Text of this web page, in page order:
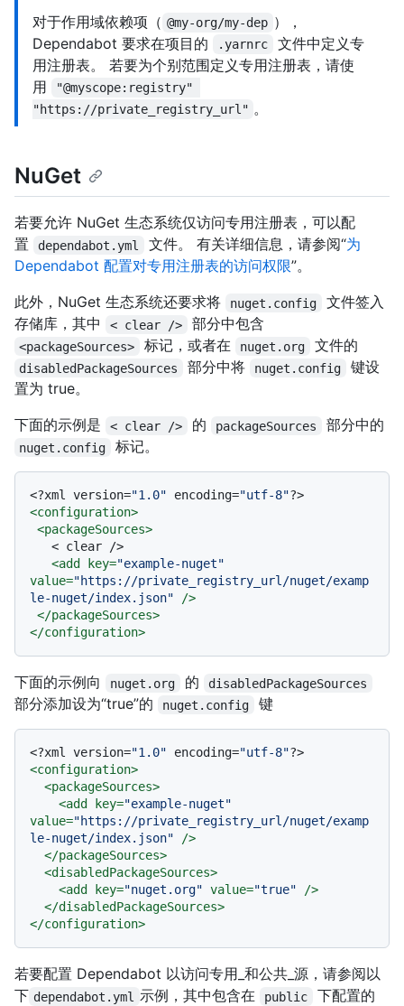
对于作用域依赖项（ @my-org/my-dep ），
Dependabot 要求在项目的
.yarnrc
文件中定义专
用注册表。 若要为个别范围定义专用注册表，请使
用
"@myscope:registry"
"https://private_registry_url" 。
NuGet
若要允许 NuGet 生态系统仅访问专用注册表，可以配
置
dependabot.yml 文件。 有关详细信息，请参阅“为
Dependabot 配置对专用注册表的访问权限”。
此外，NuGet 生态系统还要求将
nuget.config
文件签入
存储库，其中
< clear /> 部分中包含
<packageSources> 标记，或者在 nuget.org 文件的
disabledPackageSources 部分中将 nuget.config
键设
置为 true。
下面的示例是
< clear /> 的 packageSources 部分中的
nuget.config 标记。
<?xml version="1.0" encoding="utf-8"?>
<configuration>
<packageSources>
<add key="example-nuget"
value="https://private_registry_url/nuget/examp
le-nuget/index.json" />
</packageSources>
</configuration>
下面的示例向 nuget.org 的 disabledPackageSources
部分添加设为“true”的 nuget.config 键
<?xml version="1.0" encoding="utf-8"?>
<configuration>
<packageSources>
<add key="example-nuget"
value="https://private_registry_url/nuget/examp
le-nuget/index.json" />
</packageSources>
<disabledPackageSources>
<add key="nuget.org" value="true" />
</disabledPackageSources>
</configuration>
若要配置 Dependabot 以访问专用_和公共_源，请参阅以
下 dependabot.yml 示例，其中包含在 public 下配置的